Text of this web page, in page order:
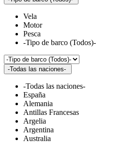
Vela
Motor
Pesca
-Tipo de barco (Todos)-
-Todas las naciones-
-Todas las naciones-
España
Alemania
Antillas Francesas
Argelia
Argentina
Australia